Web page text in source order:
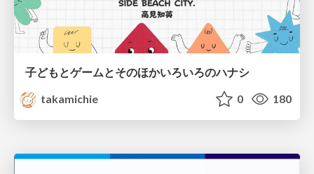
子どもとゲームとそのほかいろいろのハナシ
takamichie
0 180